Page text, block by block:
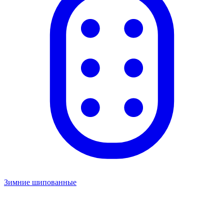
Зимние шипованные